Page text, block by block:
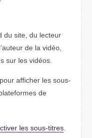
du site, du lecteur
de la vidéo,
sur les vidéos.
afficher les sous-
de
les sous-titres